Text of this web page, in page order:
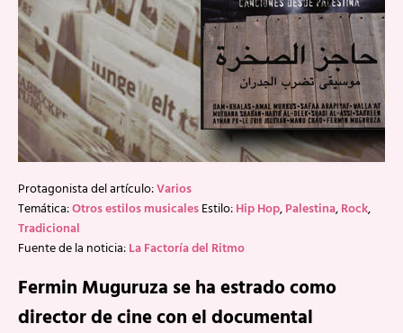
Protagonista del artículo:Varios
Temática:Otros estilos musicalesEstilo:Hip Hop,Palestina,Rock,
Tradicional
Fuente de la noticia:La Factoría del Ritmo
Fermin Muguruza se ha estrado como
director de cine con el documental